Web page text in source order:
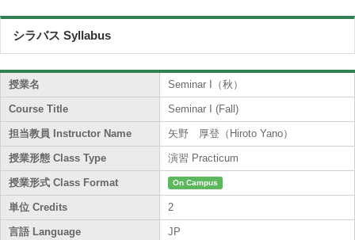
シラバス Syllabus
授業名 Seminar I（秋）
Course Title Seminar I (Fall)
担当教員 Instructor Name 矢野 厚登（Hiroto Yano）
授業形態 Class Type 演習 Practicum
授業形式 Class Format On Campus
単位 Credits 2
言語 Language JP